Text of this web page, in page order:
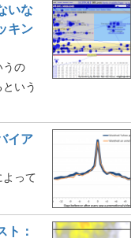
いな
キン
うの
いう
イア
よって
ト：